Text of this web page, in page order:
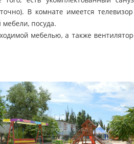
В комнате имеется
посуда.
мебелью, а также